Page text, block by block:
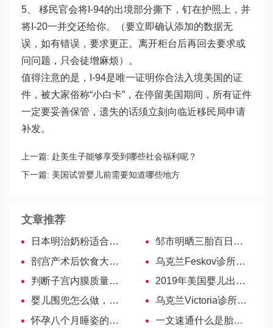
5、 移民官会将I-94的出境部分撕下，钉在护照上，并
将I-20一并交还给你。（要立即确认添加的数据无
误，如有错误，要求更正。离开柜台后再回去要求或
问问题，只会徒增麻烦）。
值得注意的是，I-94是唯一证明你合法入境美国的证
件，被大家俗称“小白卡”，在停留美国期间，所有证件
一定要妥善保管，遗失的话须立刻向临近移民局申请
补发。
上一篇: 赴美生子能够享受到哪些社会福利呢？
下一篇: 美国试管婴儿前需要知道哪些地方
文章推荐
日本明治奶粉适合中国宝宝，奶源、配方两维度可以看出
邹市明晒三胎百日宴照，儿子国籍再度引争议
剖宫产术后饮食大科普，我来告诉你吃什么好！
乌克兰Feskov诊所最负责的医生—Zozulina Alexandra Nikolaevna
判断子宫内膜质量好不好很简单，仅一项检查就能知晓
2019年美国婴儿出生有关的行业的现状如何？
婴儿围兜怎么做，三分钟手把手教会你
乌克兰Victoria诊所医生—Atamanchuk Irina Nikolaevna
怀孕八个月睡姿的注意事项，平躺or侧卧？
一文速通什么是胎盘早剥，一度、二度、三度定义各不同-美国试管婴儿